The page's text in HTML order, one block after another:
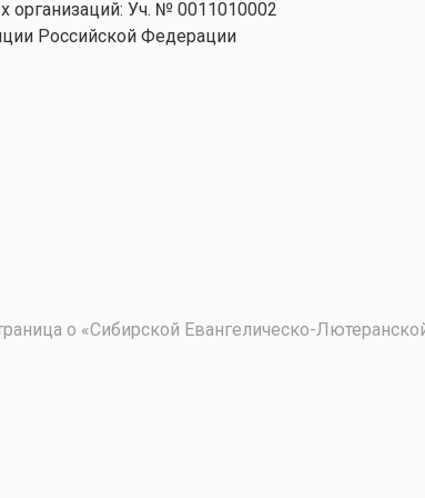
организаций: Уч. № 0011010002
Российской Федерации
о «Сибирской Евангелическо-